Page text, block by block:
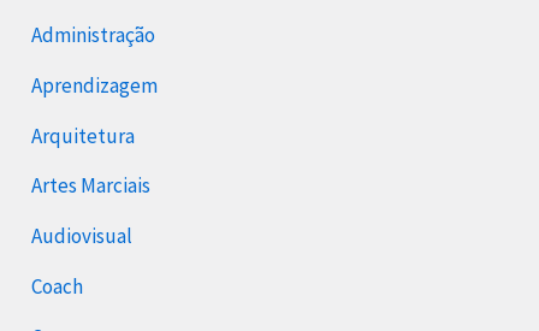
Administração
Aprendizagem
Arquitetura
Artes Marciais
Audiovisual
Coach